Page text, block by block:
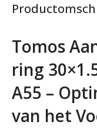
Tomos
ring
A55 –
van het